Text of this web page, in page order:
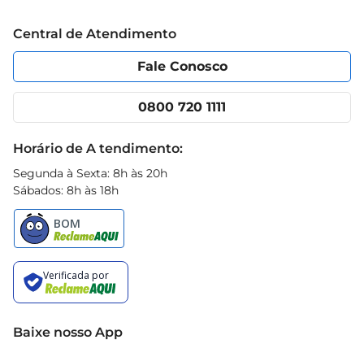
Política de Privacidade
Portal do fornecedor
Cencosud Media
Código de Ética
App Prezunic
Central de Atendimento
Fale Conosco
0800 720 1111
Horário de A tendimento:
Segunda à Sexta: 8h às 20h
Sábados: 8h às 18h
Baixe nosso App